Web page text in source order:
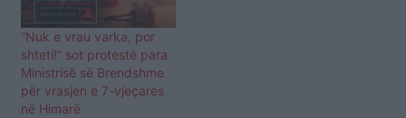
“Nuk e vrau varka, por
shteti!” sot protestë para
Ministrisë së Brendshme
për vrasjen e 7-vjeçares
në Himarë